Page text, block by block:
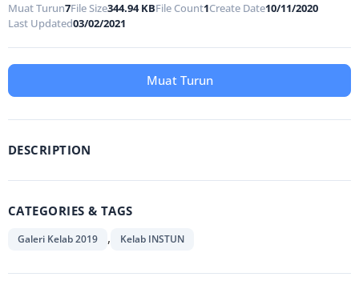
Muat Turun7File Size344.94 KBFile Count1Create Date10/11/2020
Last Updated03/02/2021
Muat Turun
DESCRIPTION
CATEGORIES & TAGS
Galeri Kelab 2019 , Kelab INSTUN